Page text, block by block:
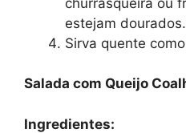
estejam dourados.
Sirva quente
Salada com Queijo
Ingredientes: